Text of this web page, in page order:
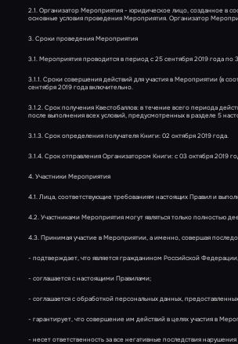
2.1. Организатор Мероприятия - юридическое лицо, созданное в
основные условия проведения Мероприятия. Организатор
3. Сроки проведения Мероприятия
3.1. Мероприятия проводится в период с 25 сентября 2019 года по
3.1.1. Сроки совершения действий для участия в Мероприятии (в
сентября 2019 года включительно.
3.1.2. Срок получения Квестобаллов: в течение всего периода
после выполнения всех условий, предусмотренных в разделе 5
3.1.3. Срок определения получателя Книги: 02 октября 2019 года.
3.1.4. Срок отправления Организатором Книги: с 03 октября 2019
4. Участники Мероприятия
4.1. Лица, соответствующие требованиям настоящих Правил и
4.2. Участниками Мероприятия могут являться только полностью
4.3. Принимая участие в Мероприятии, а именно, совершая
- подтверждает, что является гражданином Российской
- соглашается с настоящими Правилами;
- соглашается с обработкой персональных данных,
- гарантирует, что совершение им действий в целях участия в
- несет ответственность за все негативные последствия